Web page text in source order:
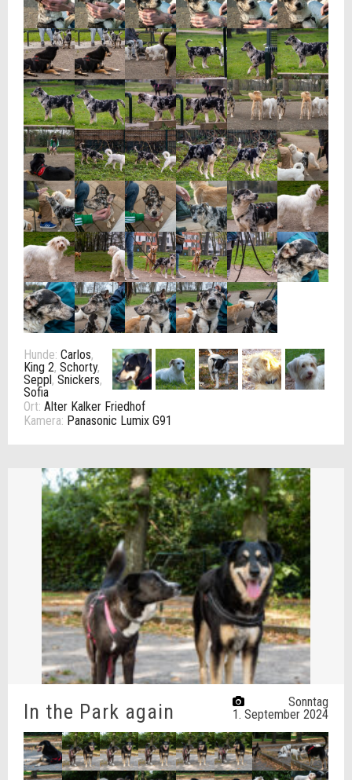
Hunde: Carlos,
King 2, Schorty,
Seppl, Snickers,
Sofia
Ort: Alter Kalker Friedhof
Kamera: Panasonic Lumix G91
Sonntag
1. September 2024
In the Park again